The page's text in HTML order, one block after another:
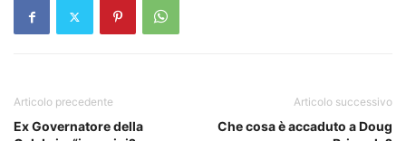
Articolo precedente
Ex Governatore della
Articolo successivo
Che cosa è accaduto a Doug